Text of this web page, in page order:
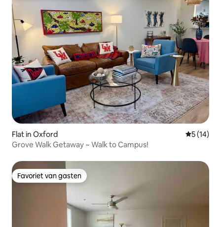
Flat in Oxford
5 (14)
Grove Walk Getaway ~ Walk to Campus!
Favoriet van gasten
Favoriet van gasten